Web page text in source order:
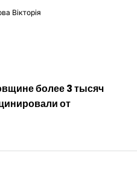
Вікторія
более 3 тысяч
от